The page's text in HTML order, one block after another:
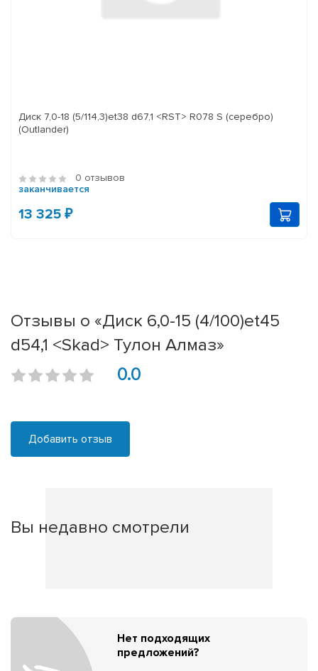
Диск 7,0-18 (5/114,3)et38 d67,1 <RST> R078 S (серебро)
(Outlander)
0 отзывов
заканчивается
13 325 ₽
Отзывы о «Диск 6,0-15 (4/100)et45
d54,1 <Skad> Тулон Алмаз»
0.0
Добавить отзыв
Вы недавно смотрели
Нет подходящих
предложений?